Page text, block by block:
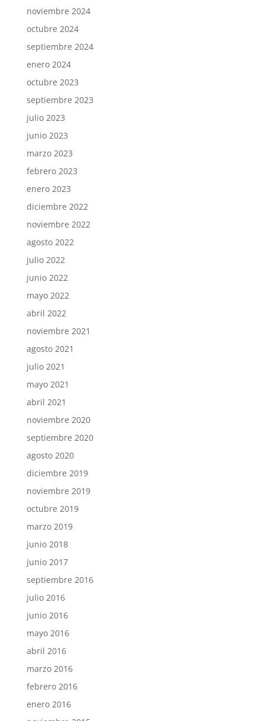
noviembre 2024
octubre 2024
septiembre 2024
enero 2024
octubre 2023
septiembre 2023
julio 2023
junio 2023
marzo 2023
febrero 2023
enero 2023
diciembre 2022
noviembre 2022
agosto 2022
julio 2022
junio 2022
mayo 2022
abril 2022
noviembre 2021
agosto 2021
julio 2021
mayo 2021
abril 2021
noviembre 2020
septiembre 2020
agosto 2020
diciembre 2019
noviembre 2019
octubre 2019
marzo 2019
junio 2018
junio 2017
septiembre 2016
julio 2016
junio 2016
mayo 2016
abril 2016
marzo 2016
febrero 2016
enero 2016